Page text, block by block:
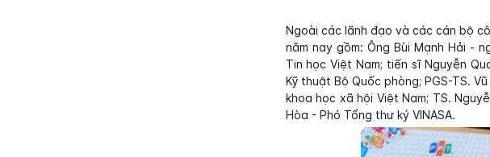
Ngoài các lãnh đạo và các cán bộ
năm nay gồm: Ông Bùi Mạnh Hải -
Tin học Việt Nam; tiến sĩ Nguyễn
Kỹ thuật Bộ Quốc phòng; PGS-TS.
khoa học xã hội Việt Nam; TS.
Hòa - Phó Tổng thư ký VINASA.